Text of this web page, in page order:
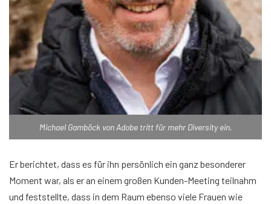
Michael Gamböck von Adobe tritt für mehr Diversity ein.
Er berichtet, dass es für ihn persönlich ein ganz besonderer
Moment war, als er an einem großen Kunden-Meeting teilnahm
und feststellte, dass in dem Raum ebenso viele Frauen wie